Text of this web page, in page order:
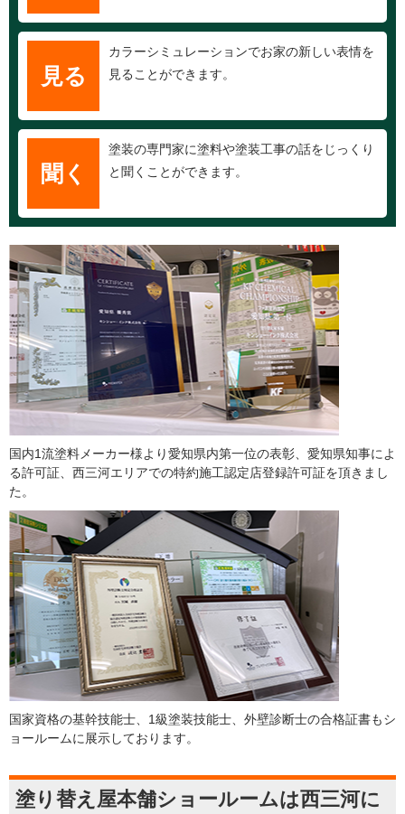
見る
カラーシミュレーションでお家の新しい表情を
見ることができます。
聞く
塗装の専門家に塗料や塗装工事の話をじっくり
と聞くことができます。
国内1流塗料メーカー様より愛知県内第一位の表彰、愛知県知事によ
る許可証、西三河エリアでの特約施工認定店登録許可証を頂きまし
た。
国家資格の基幹技能士、1級塗装技能士、外壁診断士の合格証書もシ
ョールームに展示しております。
塗り替え屋本舗ショールームは西三河に